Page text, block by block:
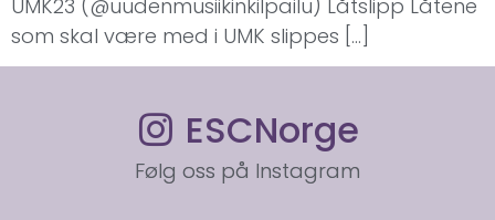
UMK23 (@uudenmusiikinkilpailu) Låtslipp Låtene
som skal være med i UMK slippes […]
ESCNorge
Følg oss på Instagram